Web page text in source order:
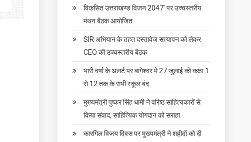
विकसित उत्तराखण्ड विजन 2047’ पर उच्चस्तरीय
मंथन बैठक आयोजित
SIR अभियान के तहत दस्तावेज सत्यापन को लेकर
CEO की उच्चस्तरीय बैठक
भारी वर्षा के अलर्ट पर बागेश्वर में 27 जुलाई को कक्षा 1
से 12 तक के सभी स्कूल बंद
मुख्यमंत्री पुष्कर सिंह धामी ने वरिष्ठ साहित्यकारों से
किया संवाद, साहित्यिक योगदान को सराहा
कारगिल विजय दिवस पर मुख्यमंत्री ने शहीदों को दी